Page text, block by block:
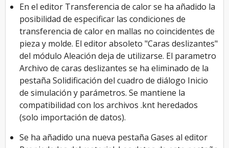
En el editor Transferencia de calor se ha añadido la
posibilidad de especificar las condiciones de
transferencia de calor en mallas no coincidentes de
pieza y molde. El editor absoleto "Caras deslizantes"
del módulo Aleación deja de utilizarse. El parametro
Archivo de caras deslizantes se ha eliminado de la
pestaña Solidificación del cuadro de diálogo Inicio
de simulación y parámetros. Se mantiene la
compatibilidad con los archivos .knt heredados
(solo importación de datos).
Se ha añadido una nueva pestaña Gases al editor